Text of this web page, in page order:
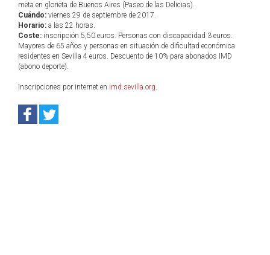
meta en glorieta de Buenos Aires (Paseo de las Delicias).
Cuándo: viernes 29 de septiembre de 2017.
Horario: a las 22 horas.
Coste: inscripción 5,50 euros. Personas con discapacidad 3 euros.
Mayores de 65 años y personas en situación de dificultad económica
residentes en Sevilla 4 euros. Descuento de 10% para abonados IMD
(abono deporte).
Inscripciones por internet en imd.sevilla.org.